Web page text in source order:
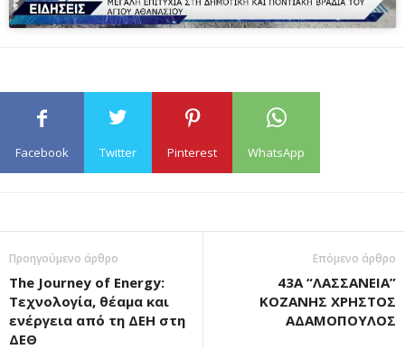
Facebook Twitter Pinterest WhatsApp
Προηγούμενο άρθρο
The Journey of Energy:
Τεχνολογία, θέαμα και
ενέργεια από τη ΔΕΗ στη
ΔΕΘ
Επόμενο άρθρο
43Α “ΛΑΣΣΑΝΕΙΑ”
ΚΟΖΑΝΗΣ ΧΡΗΣΤΟΣ
ΑΔΑΜΟΠΟΥΛΟΣ